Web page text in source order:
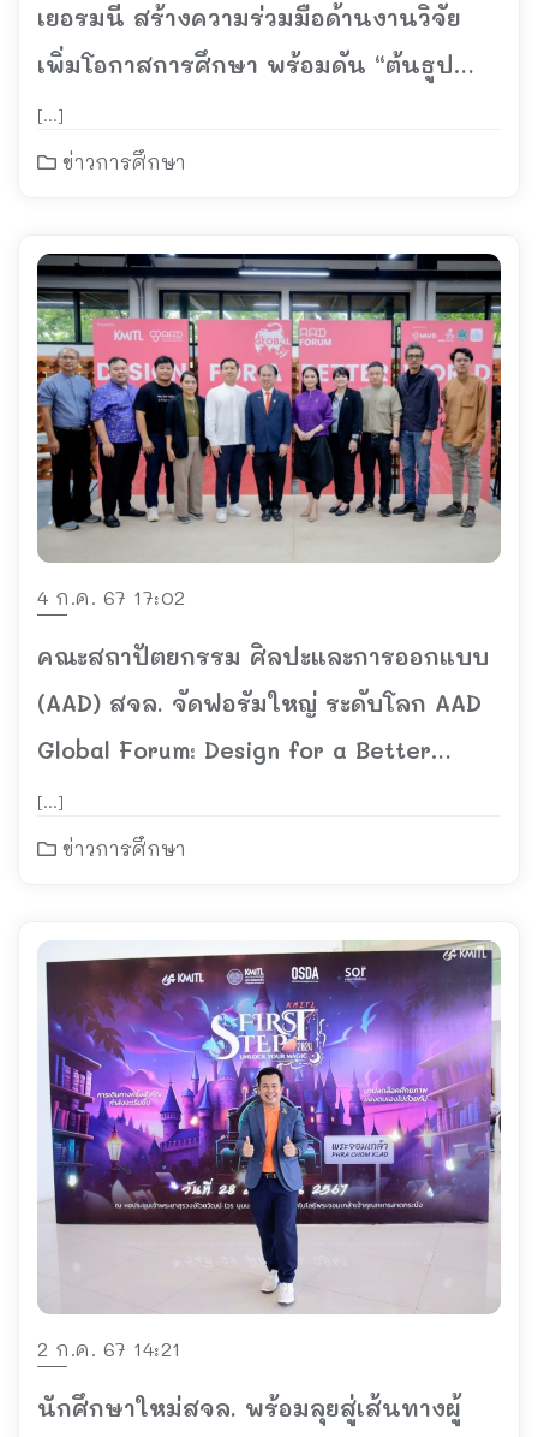
เยอรมนี สร้างความร่วมมือด้านงานวิจัย
เพิ่มโอกาสการศึกษา พร้อมดัน “ต้นธูป
ฤาษี” สู่นวัตกรรมวัสดุก่อสร้าง เป็นมิตรต่อ
สิ่งแวดล้อม
[…]
ข่าวการศึกษา
4 ก.ค. 67 17:02
คณะสถาปัตยกรรม ศิลปะและการออกแบบ
(AAD) สจล. จัดฟอรัมใหญ่ ระดับโลก AAD
Global Forum: Design for a Better
World พบกัน 24 ส.ค.’67 ณ อาคารหอ
ประชุม ศ.ประสม รังสิโรจน สจล.
[…]
ข่าวการศึกษา
2 ก.ค. 67 14:21
นักศึกษาใหม่สจล. พร้อมลุยสู่เส้นทางผู้